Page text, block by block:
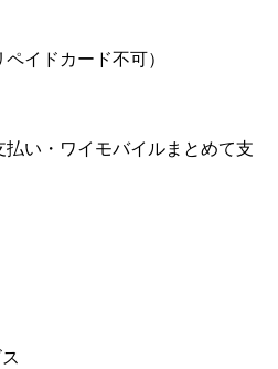
イドカード不可）
払い・ワイモバイルまとめて支